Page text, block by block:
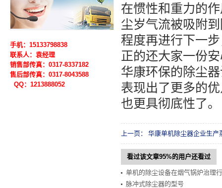
在惯性和重力的
尘岁气流被吸附
程度再进行下一
正的还大家一份
华康环保的除尘
表现出了更多的
也更具彻底性了。
上一页： 华康单机除尘器企业生产
看过该文章95%的用户还看过
单机的除尘设备在烟气锅炉治理
脉冲式除尘器的型号
手机：15133798838
联系人：袁经理
销售部传真：0317-8337182
售后部传真：0317-8043588
QQ：1213888052